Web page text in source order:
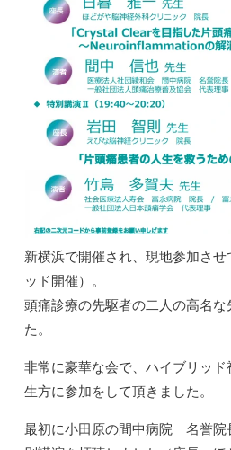
新横浜で開催され、現地参加させ
ッド開催）。
頭痛診療の先駆者の二人の高名
た。
非常に豪華な会で、ハイブリッ
生方に参加をして頂きました。
最初に小田原の間中病院 名誉